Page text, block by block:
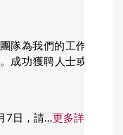
隊為我們的工作進行中
成功獲聘人士或團隊
7日，請... 更多詳情